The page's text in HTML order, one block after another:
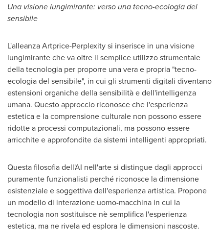
Una visione lungimirante: verso una tecno-ecologia del
sensibile
L'alleanza Artprice-Perplexity si inserisce in una visione
lungimirante che va oltre il semplice utilizzo strumentale
della tecnologia per proporre una vera e propria "tecno-
ecologia del sensibile", in cui gli strumenti digitali diventano
estensioni organiche della sensibilità e dell'intelligenza
umana. Questo approccio riconosce che l'esperienza
estetica e la comprensione culturale non possono essere
ridotte a processi computazionali, ma possono essere
arricchite e approfondite da sistemi intelligenti appropriati.
Questa filosofia dell'AI nell'arte si distingue dagli approcci
puramente funzionalisti perché riconosce la dimensione
esistenziale e soggettiva dell'esperienza artistica. Propone
un modello di interazione uomo-macchina in cui la
tecnologia non sostituisce nè semplifica l'esperienza
estetica, ma ne rivela ed esplora le dimensioni nascoste.